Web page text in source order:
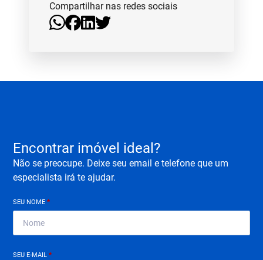
Compartilhar nas redes sociais
Encontrar imóvel ideal?
Não se preocupe. Deixe seu email e telefone que um
especialista irá te ajudar.
SEU NOME*
SEU E-MAIL*